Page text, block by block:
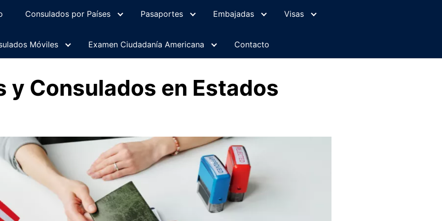
Consulados por Países Pasaportes Embajadas Visas
Móviles Examen Ciudadanía Americana Contacto
y Consulados en Estados